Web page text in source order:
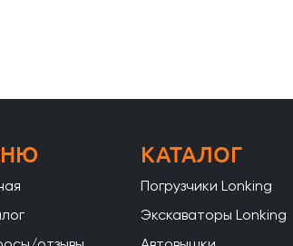
КАТАЛОГ
Погрузчики Lonking
Экскаваторы Lonking